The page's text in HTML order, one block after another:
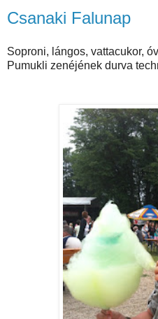
Csanaki Falunap
Soproni, lángos, vattacukor,
Pumukli zenéjének durva